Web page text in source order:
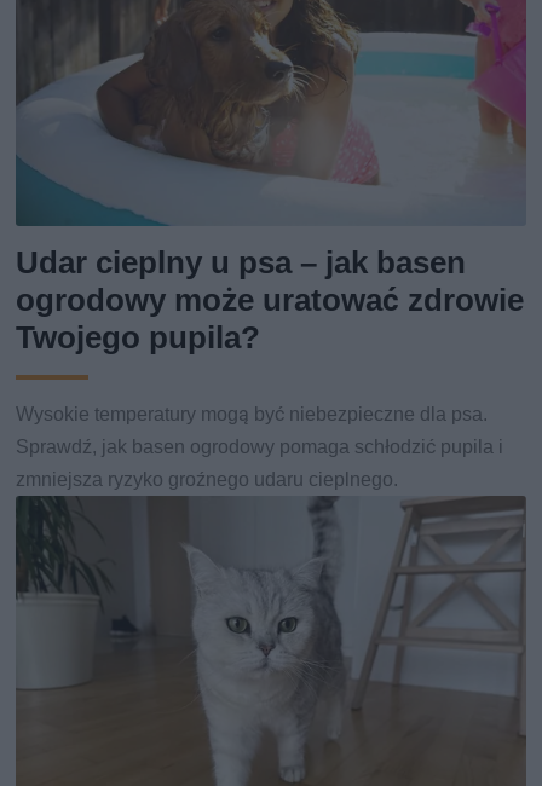
Udar cieplny u psa – jak basen
ogrodowy może uratować zdrowie
Twojego pupila?
Wysokie temperatury mogą być niebezpieczne dla psa.
Sprawdź, jak basen ogrodowy pomaga schłodzić pupila i
zmniejsza ryzyko groźnego udaru cieplnego.